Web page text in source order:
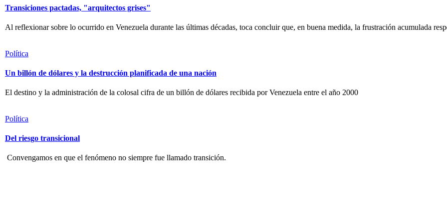
Transiciones pactadas, "arquitectos grises"
Al reflexionar sobre lo ocurrido en Venezuela durante las últimas décadas, toca concluir que, en buena medida, la frustración acumulada
Política
Un billón de dólares y la destrucción planificada de una nación
El destino y la administración de la colosal cifra de un billón de dólares recibida por Venezuela entre el año 2000
Política
Del riesgo transicional
Convengamos en que el fenómeno no siempre fue llamado transición.